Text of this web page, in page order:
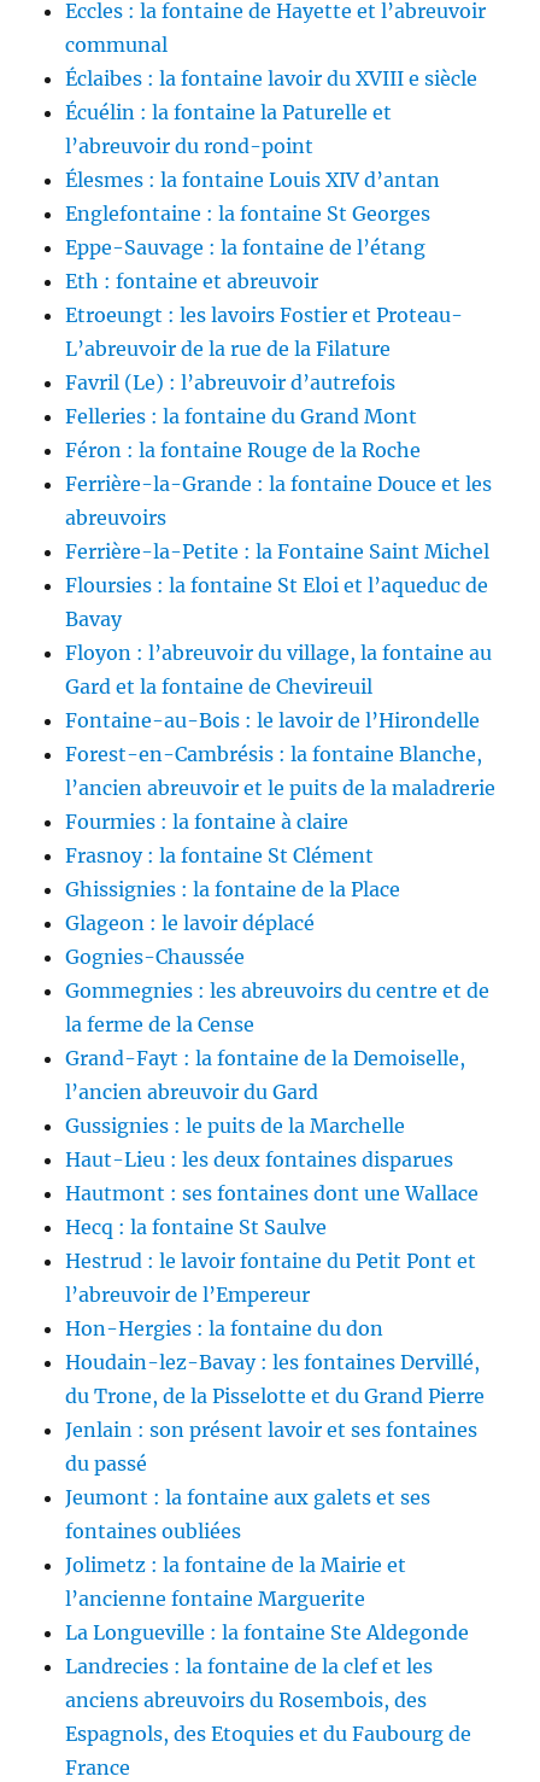
Eccles : la fontaine de Hayette et l’abreuvoir
communal
Éclaibes : la fontaine lavoir du XVIII e siècle
Écuélin : la fontaine la Paturelle et
l’abreuvoir du rond-point
Élesmes : la fontaine Louis XIV d’antan
Englefontaine : la fontaine St Georges
Eppe-Sauvage : la fontaine de l’étang
Eth : fontaine et abreuvoir
Etroeungt : les lavoirs Fostier et Proteau-
L’abreuvoir de la rue de la Filature
Favril (Le) : l’abreuvoir d’autrefois
Felleries : la fontaine du Grand Mont
Féron : la fontaine Rouge de la Roche
Ferrière-la-Grande : la fontaine Douce et les
abreuvoirs
Ferrière-la-Petite : la Fontaine Saint Michel
Floursies : la fontaine St Eloi et l’aqueduc de
Bavay
Floyon : l’abreuvoir du village, la fontaine au
Gard et la fontaine de Chevireuil
Fontaine-au-Bois : le lavoir de l’Hirondelle
Forest-en-Cambrésis : la fontaine Blanche,
l’ancien abreuvoir et le puits de la maladrerie
Fourmies : la fontaine à claire
Frasnoy : la fontaine St Clément
Ghissignies : la fontaine de la Place
Glageon : le lavoir déplacé
Gognies-Chaussée
Gommegnies : les abreuvoirs du centre et de
la ferme de la Cense
Grand-Fayt : la fontaine de la Demoiselle,
l’ancien abreuvoir du Gard
Gussignies : le puits de la Marchelle
Haut-Lieu : les deux fontaines disparues
Hautmont : ses fontaines dont une Wallace
Hecq : la fontaine St Saulve
Hestrud : le lavoir fontaine du Petit Pont et
l’abreuvoir de l’Empereur
Hon-Hergies : la fontaine du don
Houdain-lez-Bavay : les fontaines Dervillé,
du Trone, de la Pisselotte et du Grand Pierre
Jenlain : son présent lavoir et ses fontaines
du passé
Jeumont : la fontaine aux galets et ses
fontaines oubliées
Jolimetz : la fontaine de la Mairie et
l’ancienne fontaine Marguerite
La Longueville : la fontaine Ste Aldegonde
Landrecies : la fontaine de la clef et les
anciens abreuvoirs du Rosembois, des
Espagnols, des Etoquies et du Faubourg de
France